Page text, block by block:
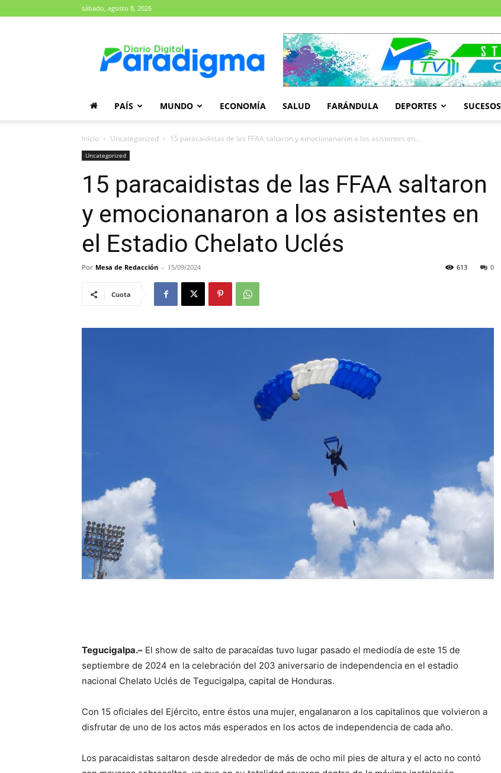
sábado, agosto 8, 2026
Paradigma
PAÍS MUNDO ECONOMÍA SALUD FARÁNDULA DEPORTES SUCESOS
Inicio Uncategorized 15 paracaidistas de las FFAA saltaron y emocionanaron a los asistentes en...
Uncategorized
15 paracaidistas de las FFAA saltaron
y emocionanaron a los asistentes en
el Estadio Chelato Uclés
Por Mesa de Redacción - 15/09/2024 0
613
Cuota
Tegucigalpa.– El show de salto de paracaídas tuvo lugar pasado el mediodía de este 15 de
septiembre de 2024 en la celebración del 203 aniversario de independencia en el estadio
nacional Chelato Uclés de Tegucigalpa, capital de Honduras.
Con 15 oficiales del Ejército, entre éstos una mujer, engalanaron a los capitalinos que volvieron a
disfrutar de uno de los actos más esperados en los actos de independencia de cada año.
Los paracaidistas saltaron desde alrededor de más de ocho mil pies de altura y el acto no contó